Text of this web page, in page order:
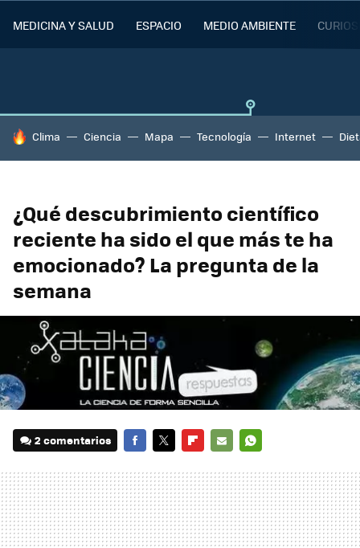
MEDICINA Y SALUD ESPACIO MEDIO AMBIENTE
HOY SE HABLA DE
Clima Ciencia Mapa Tecnología Internet
¿Qué descubrimiento científico
reciente ha sido el que más te ha
emocionado? La pregunta de la
semana
2 comentarios
MAIL